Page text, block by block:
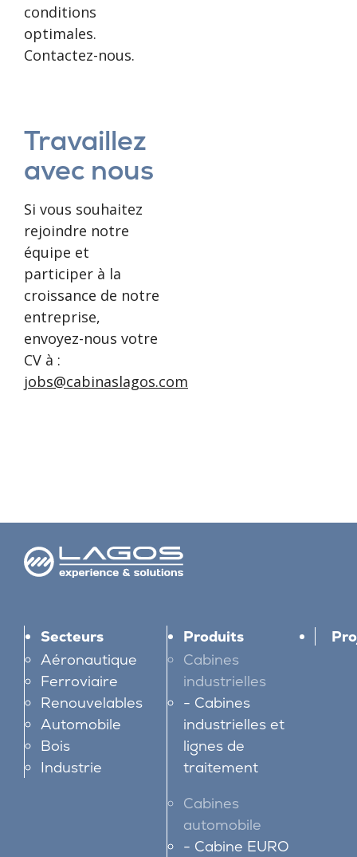
conditions
optimales.
Contactez-nous.
Travaillez
avec nous
Si vous souhaitez
rejoindre notre
équipe et
participer à la
croissance de notre
entreprise,
envoyez-nous votre
CV à :
jobs@cabinaslagos.com
Secteurs
Aéronautique
Ferroviaire
Renouvelables
Automobile
Bois
Industrie
Produits
Cabines
industrielles
Cabines
industrielles et
lignes de
traitement
Cabines
automobile
Cabine EURO